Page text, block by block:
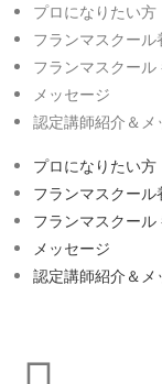
プロになりたい方
フランマスクール
フランマスクー
メッセージ
認定講師紹介＆メ
プロになりたい方
フランマスクール
フランマスクー
メッセージ
認定講師紹介＆メ